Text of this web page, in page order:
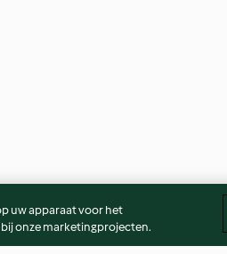
uw apparaat voor het
onze marketingprojecten.